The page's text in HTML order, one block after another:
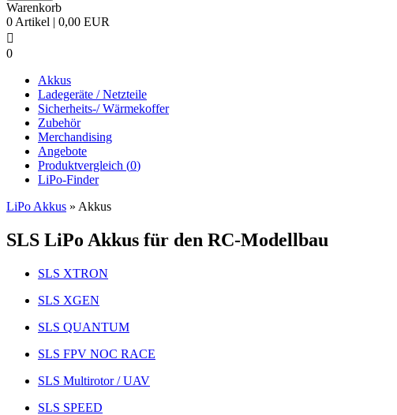
Warenkorb
0 Artikel | 0,00 EUR

0
Akkus
Ladegeräte / Netzteile
Sicherheits-/ Wärmekoffer
Zubehör
Merchandising
Angebote
Produktvergleich (0)
LiPo-Finder
LiPo Akkus » Akkus
SLS LiPo Akkus für den RC-Modellbau
SLS XTRON
SLS XGEN
SLS QUANTUM
SLS FPV NOC RACE
SLS Multirotor / UAV
SLS SPEED